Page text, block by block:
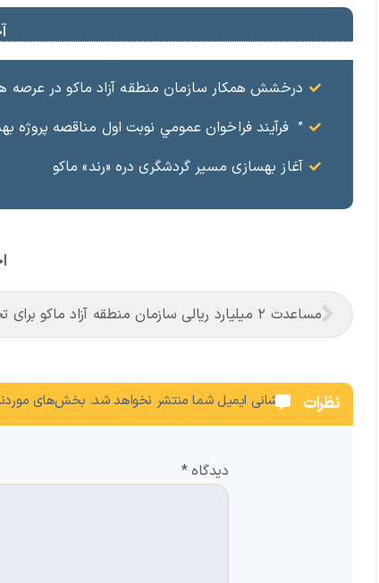
درخشش همکار سازمان منطقه آزاد ماکو در عرصه
” فرآيند فراخوان عمومي نوبت اول مناقصه پروژه بهسازي
آغاز بهسازی مسیر گردشگری دره «رند» ماکو
نظرات نشانی ایمیل شما منتشر نخواهد شد. بخش‌های
دیدگاه*